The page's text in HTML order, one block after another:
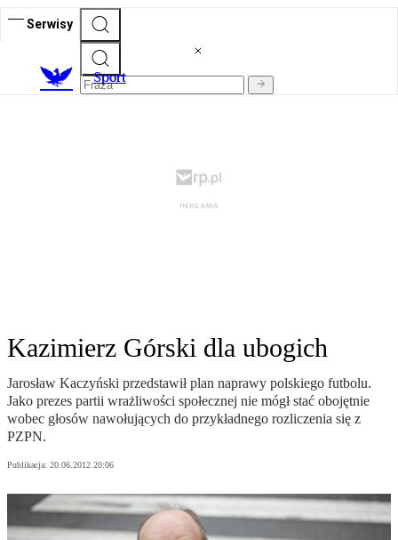
Serwisy
Sport
Kazimierz Górski dla ubogich
Jarosław Kaczyński przedstawił plan naprawy polskiego futbolu.
Jako prezes partii wrażliwości społecznej nie mógł stać obojętnie
wobec głosów nawołujących do przykładnego rozliczenia się z
PZPN.
Publikacja: 20.06.2012 20:06